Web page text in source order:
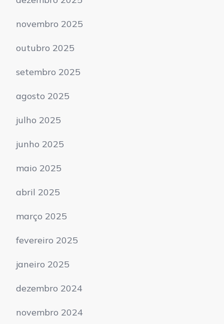
novembro 2025
outubro 2025
setembro 2025
agosto 2025
julho 2025
junho 2025
maio 2025
abril 2025
março 2025
fevereiro 2025
janeiro 2025
dezembro 2024
novembro 2024